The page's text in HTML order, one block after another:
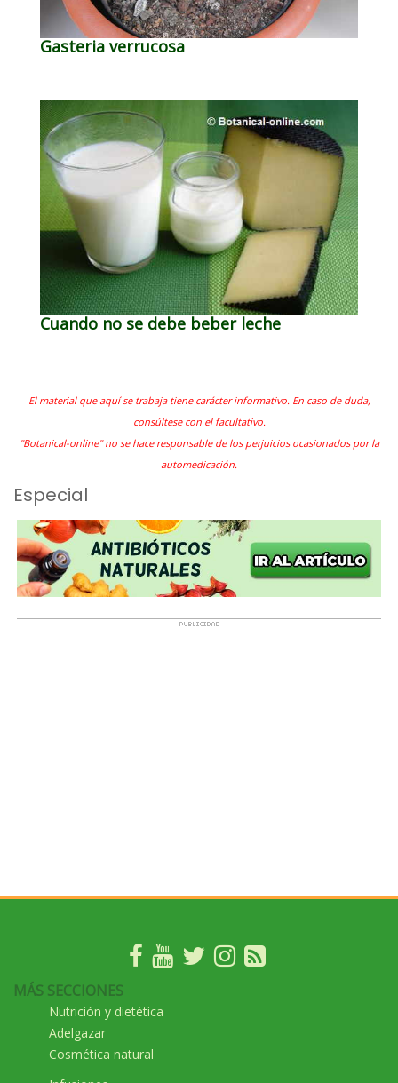
Gasteria verrucosa
Cuando no se debe beber leche
El material que aquí se trabaja tiene carácter informativo. En caso de duda,
consúltese con el facultativo.
"Botanical-online" no se hace responsable de los perjuicios ocasionados por la
automedicación.
Especial
MÁS SECCIONES
Nutrición y dietética
Adelgazar
Cosmética natural